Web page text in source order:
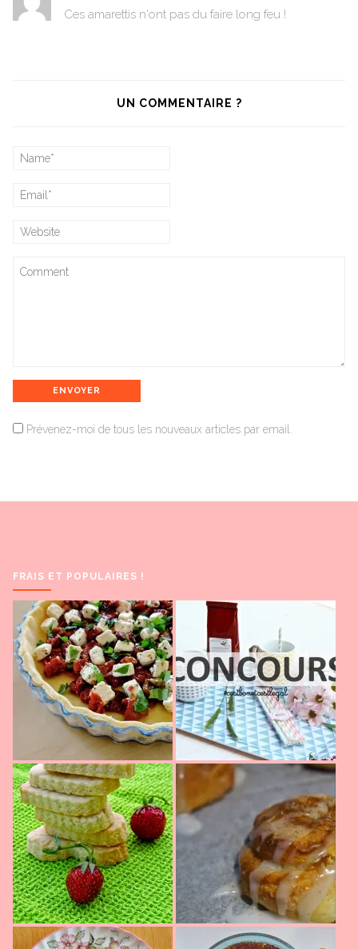
Ces amarettis n'ont pas du faire long feu !
UN COMMENTAIRE ?
Prévenez-moi de tous les nouveaux articles par email.
FRAIS ET POPULAIRES !